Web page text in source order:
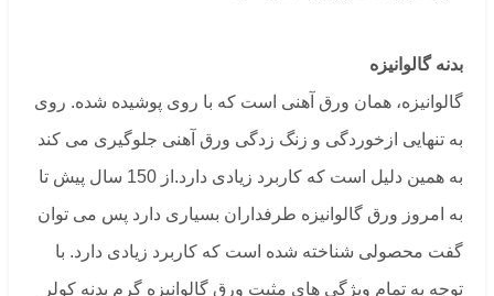
بدنه گالوانیزه
گالوانیزه، همان ورق آهنی است که با روی پوشیده شده. روی
به تنهایی ازخوردگی و زنگ زدگی ورق آهنی جلوگیری می کند
به همین دلیل است که کاربرد زیادی دارد.از 150 سال پیش تا
به امروز ورق گالوانیزه طرفداران بسیاری دارد پس می توان
گفت محصولی شناخته شده است که کاربرد زیادی دارد. با
توجه به تمام ویژگی های مثبت ورق گالوانیزه گرم بدنه کولر